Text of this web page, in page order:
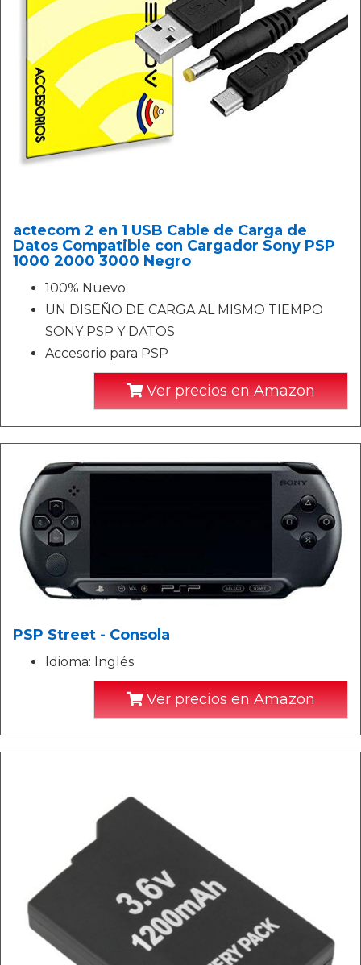
actecom 2 en 1 USB Cable de Carga de
Datos Compatible con Cargador Sony PSP
1000 2000 3000 Negro
100% Nuevo
UN DISEÑO DE CARGA AL MISMO TIEMPO
SONY PSP Y DATOS
Accesorio para PSP
Ver precios en Amazon
PSP Street - Consola
Idioma: Inglés
Ver precios en Amazon